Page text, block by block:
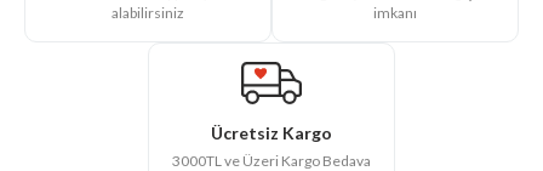
alabilirsiniz
imkanı
Ücretsiz Kargo
3000TL ve Üzeri Kargo Bedava